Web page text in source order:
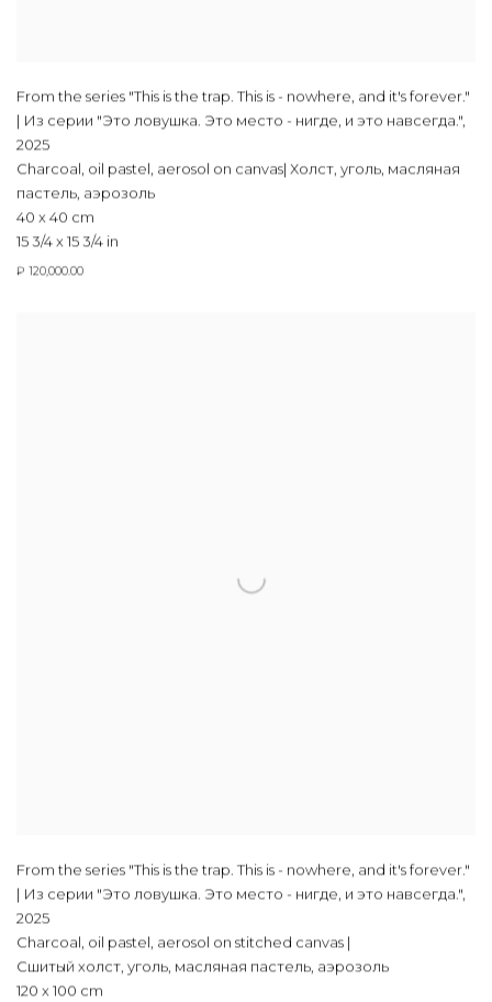
From the series "This is the trap. This is - nowhere, and it's forever."
| Из серии "Это ловушка. Это место - нигде, и это навсегда.",
2025
Charcoal, oil pastel, aerosol on canvas| Холст, уголь, масляная
пастель, аэрозоль
40 x 40 cm
15 3/4 x 15 3/4 in
₽ 120,000.00
From the series "This is the trap. This is - nowhere, and it's forever."
| Из серии "Это ловушка. Это место - нигде, и это навсегда.",
2025
Charcoal, oil pastel, aerosol on stitched canvas |
Сшитый холст, уголь, масляная пастель, аэрозоль
120 x 100 cm